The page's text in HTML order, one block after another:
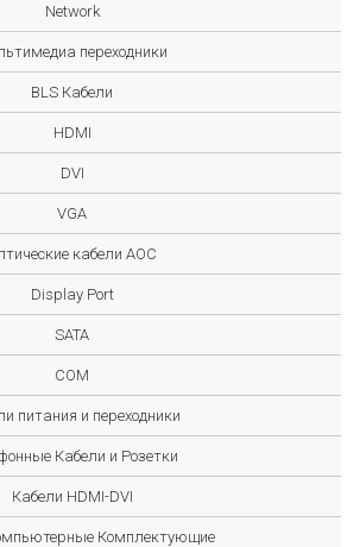
Network
переходники
BLS Кабели
HDMI
DVI
VGA
кабели AOC
Display Port
SATA
COM
питания и переходники
Кабели и Розетки
Кабели HDMI-DVI
Комплектующие